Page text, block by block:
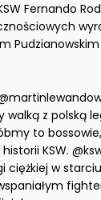
Fernando
walką z polską
to
KSW.
ciężkiej w